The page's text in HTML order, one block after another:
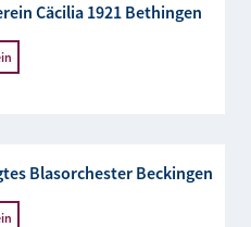
Cäcilia 1921 Bethingen
Blasorchester Beckingen